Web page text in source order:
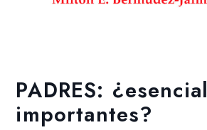
PADRES:
importantes?